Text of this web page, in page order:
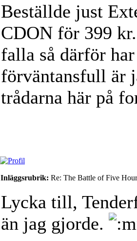
Beställde just
CDON för 399
falla så därför
förväntansfull är
trådarna här på
Inläggsrubrik: Re: The Battle of Five
Lycka till,
än jag gjorde.